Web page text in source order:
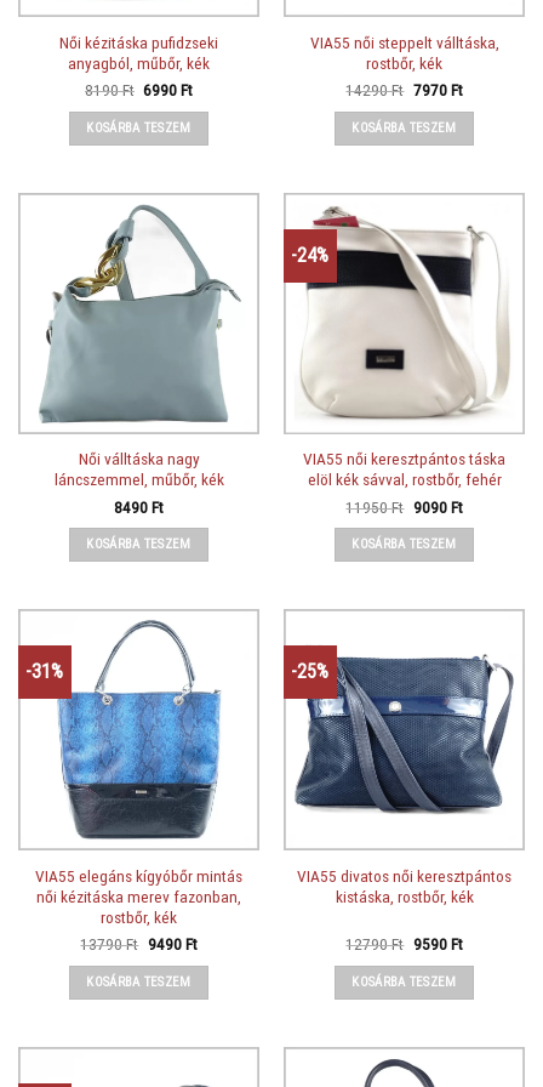
Női kézitáska pufidzseki
anyagból, műbőr, kék
8190Ft Original
was:
8190 Ft.
6990FtCurrent
KOSÁRBA TESZEM
VIA55 női steppelt válltáska,
rostbőr, kék
14290Ft Original
was:
14290 Ft.
7970FtCurrent
KOSÁRBA TESZEM
Női válltáska nagy
láncszemmel, műbőr, kék
8490Ft
KOSÁRBA TESZEM
-24%
VIA55 női keresztpántos táska
elöl kék sávval, rostbőr, fehér
11950Ft Original
was:
11950 Ft.
9090FtCurrent
KOSÁRBA TESZEM
-31%
VIA55 elegáns kígyóbőr mintás
női kézitáska merev fazonban,
rostbőr, kék
13790Ft Original
was:
13790 Ft.
9490FtCurrent
KOSÁRBA TESZEM
-25%
VIA55 divatos női keresztpántos
kistáska, rostbőr, kék
12790Ft Original
was:
12790 Ft.
9590FtCurrent
KOSÁRBA TESZEM